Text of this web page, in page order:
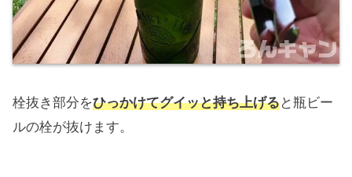
栓抜き部分をひっかけてグイッと持ち上げると瓶ビー
ルの栓が抜けます。